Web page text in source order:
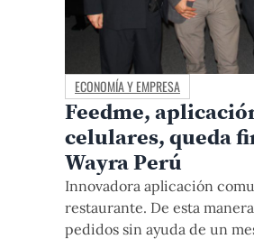
ECONOMÍA Y EMPRESA
Feedme,
celulares, queda
Wayra Perú
Innovadora aplicación
restaurante. De esta
pedidos sin ayuda de un